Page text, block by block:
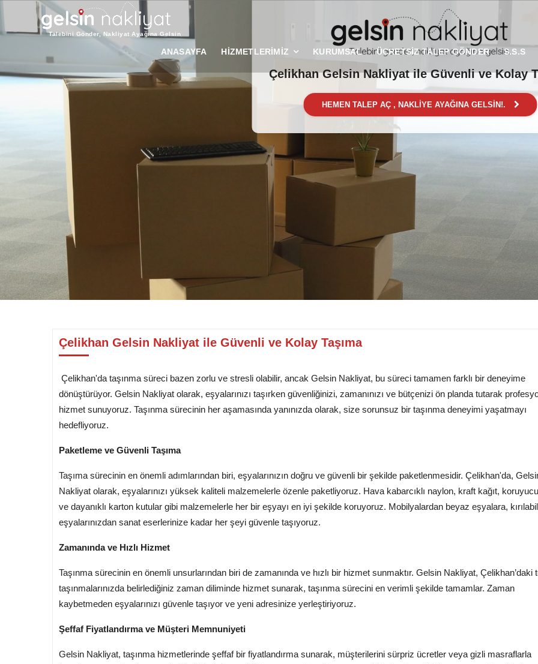
Talebini Gönder, Nakliyat Ayağına Gelsin
ANASAYFA HİZMETLERİMİZ KURUMSAL ÜCRETSİZ TALEP GÖNDER S.S.S
Çelikhan Gelsin Nakliyat ile Güvenli ve Kolay
HEMEN TALEP AÇ , NAKLİYE AYAĞINA GELSİN!.
Çelikhan Gelsin Nakliyat ile Güvenli ve Kolay Taşıma
Çelikhan'da taşınma süreci bazen zorlu ve stresli olabilir, ancak Gelsin Nakliyat, bu süreci tamamen farklı bir deneyime
dönüştürüyor. Gelsin Nakliyat olarak, eşyalarınızı taşırken güvenliğinizi, zamanınızı ve bütçenizi ön planda tutarak
hizmet sunuyoruz. Taşınma sürecinin her aşamasında yanınızda olarak, size sorunsuz bir taşınma deneyimi yaşatmayı
hedefliyoruz.
Paketleme ve Güvenli Taşıma
Taşıma sürecinin en önemli adımlarından biri, eşyalarınızın doğru ve güvenli bir şekilde paketlenmesidir. Çelikhan'da,
Nakliyat olarak, eşyalarınızı yüksek kaliteli malzemelerle özenle paketliyoruz. Hava kabarcıklı naylon, kraft kağıt,
ve dayanıklı karton kutular gibi malzemelerle her bir eşyayı en iyi şekilde koruyoruz. Mobilyalardan beyaz eşyalara,
eşyalarınızdan sanat eserlerinize kadar her şeyi güvenle taşıyoruz.
Zamanında ve Hızlı Hizmet
Taşınma sürecinin en önemli unsurlarından biri de zamanında ve hızlı bir hizmet sunmaktır. Gelsin Nakliyat, Çelikhan’daki
taşınmalarınızda belirlediğiniz zaman diliminde hizmet sunarak, taşınma sürecini en verimli şekilde tamamlar. Zaman
kaybetmeden eşyalarınızı güvenle taşıyor ve yeni adresinize yerleştiriyoruz.
Şeffaf Fiyatlandırma ve Müşteri Memnuniyeti
Gelsin Nakliyat, taşınma hizmetlerinde şeffaf bir fiyatlandırma sunarak, müşterilerini sürpriz ücretler veya gizli masraflarla